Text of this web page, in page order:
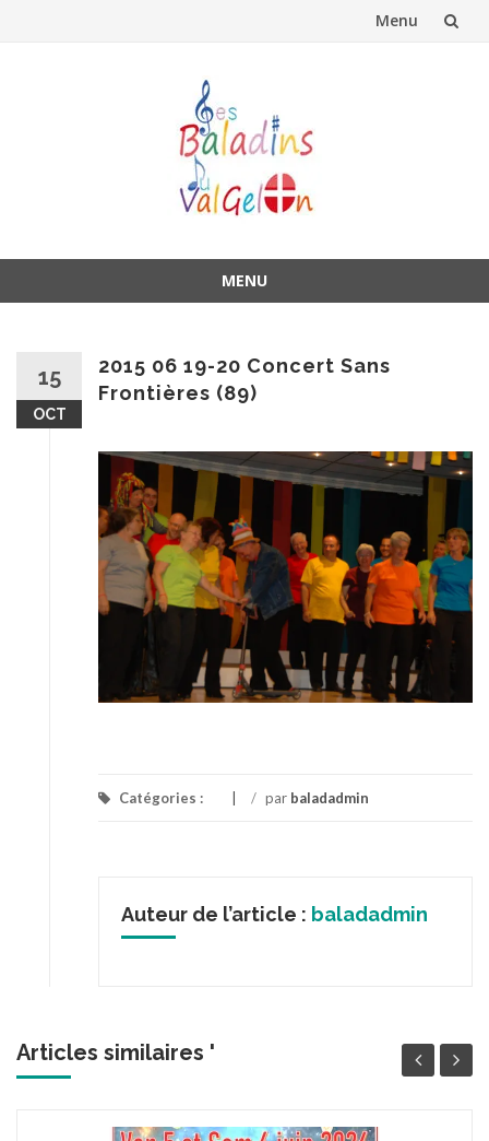
Menu
MENU
15
OCT
2015 06 19-20 Concert Sans
Frontières (89)
Catégories : / par baladadmin
Auteur de l’article : baladadmin
Articles similaires '